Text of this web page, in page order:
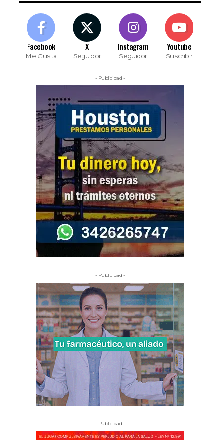
Facebook
Me Gusta
X
Seguidor
Instagram
Seguidor
Youtube
Suscribir
- Publicidad -
- Publicidad -
- Publicidad -